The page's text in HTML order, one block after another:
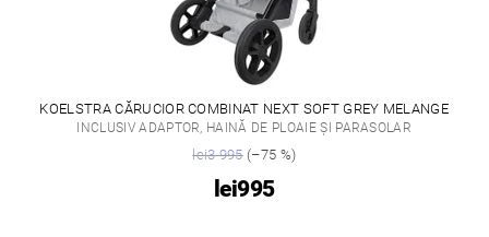
KOELSTRA CĂRUCIOR COMBINAT NEXT SOFT GREY MELANGE
INCLUSIV ADAPTOR, HAINĂ DE PLOAIE ȘI PARASOLAR
lei3 995(–75 %)
lei995